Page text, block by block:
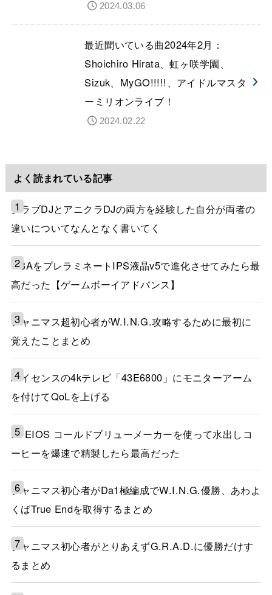
2024.03.06
最近聞いている曲2024年2月：
Shoichiro Hirata、虹ヶ咲学園、
Sizuk、MyGO!!!!!、アイドルマスタ
ーミリオンライブ！
2024.02.22
よく読まれている記事
クラブDJとアニクラDJの両方を経験した自分が両者の
違いについてなんとなく書いてく
GBAをプレラミネートIPS液晶v5で進化させてみたら最
高だった【ゲームボーイアドバンス】
シャニマス超初心者がW.I.N.G.攻略するために最初に
覚えたことまとめ
ハイセンスの4kテレビ「43E6800」にモニターアーム
を付けてQoLを上げる
EPEIOS コールドブリューメーカーを使って水出しコ
ーヒーを爆速で精製したら最高だった
シャニマス初心者がDa1極編成でW.I.N.G.優勝、あわよ
くばTrue Endを取得するまとめ
シャニマス初心者がとりあえずG.R.A.D.に優勝だけす
るまとめ